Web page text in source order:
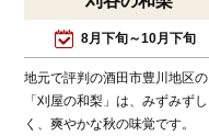
8月下旬～10月下旬
地元で評判の酒田市豊川地区の
「刈屋の和梨」は、みずみずし
く、爽やかな秋の味覚です。